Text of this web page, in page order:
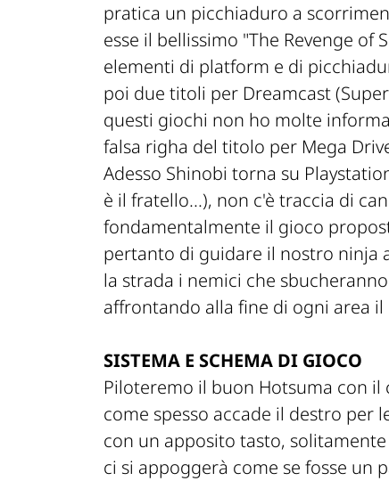
pratica un picchiaduro a
esse il bellissimo "The Revenge of
elementi di platform e di
poi due titoli per Dreamcast
questi giochi non ho molte
falsa righa del titolo per Mega
Adesso Shinobi torna su
è il fratello...), non c'è traccia di
fondamentalmente il gioco
pertanto di guidare il nostro ninja
la strada i nemici che
affrontando alla fine di ogni area il
SISTEMA E SCHEMA DI GIOCO
Piloteremo il buon Hotsuma con
come spesso accade il destro per
con un apposito tasto,
ci si appoggerà come se fosse un